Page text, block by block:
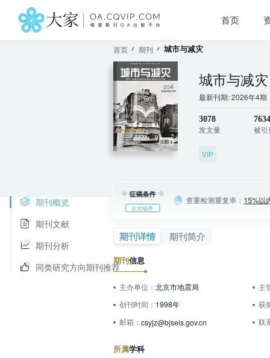
首页
首页 期刊 城市与减灾
期刊概览
期刊文献
期刊分析
同类研究方向期刊推荐
城市与减灾
最新刊期: 2026年4期
3078
发文量
7634
被引
VIP
征稿条件
比对稿件
查重检测重复率： 15%以
期刊详情 期刊简介
期刊信息
主办单位： 北京市地震局
主
创刊时间： 1998年
获
邮箱： csyjz@bjseis.gov.cn 联
所属学科